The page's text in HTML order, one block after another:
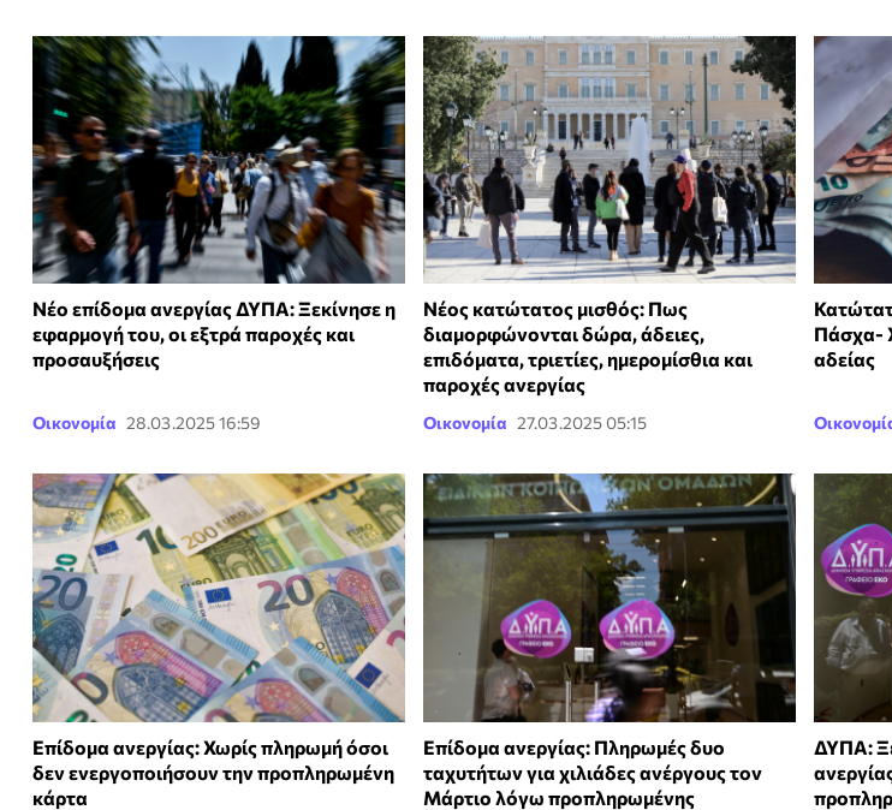
Νέο επίδομα ανεργίας ΔΥΠΑ: Ξεκίνησε η
εφαρμογή του, οι εξτρά παροχές και
προσαυξήσεις
Οικονομία 28.03.2025 16:59
Νέος κατώτατος μισθός: Πως
διαμορφώνονται δώρα, άδειες,
επιδόματα, τριετίες, ημερομίσθια και
παροχές ανεργίας
Οικονομία 27.03.2025 05:15
Πάσχα-
αδείας
Επίδομα ανεργίας: Χωρίς πληρωμή όσοι
δεν ενεργοποιήσουν την προπληρωμένη
κάρτα
Επίδομα ανεργίας: Πληρωμές δυο
ταχυτήτων για χιλιάδες ανέργους τον
Μάρτιο λόγω προπληρωμένης
ΔΥΠΑ: